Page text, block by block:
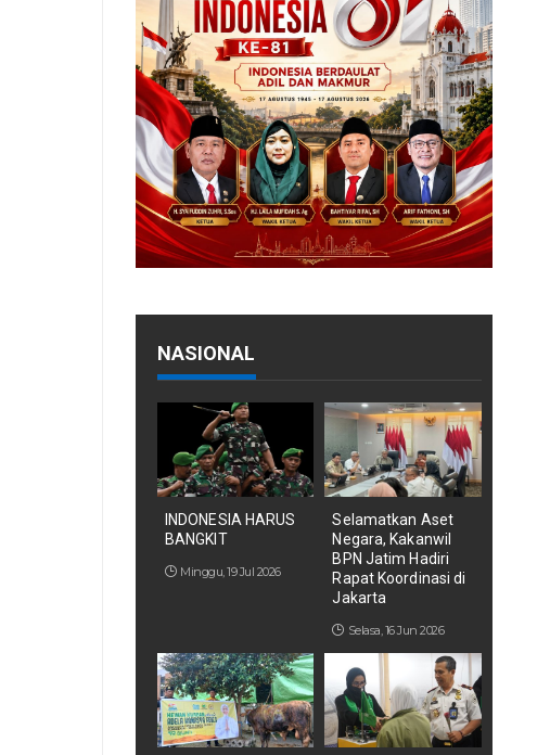
NASIONAL
INDONESIA HARUS
BANGKIT
Minggu, 19 Jul 2026
Selamatkan Aset
Negara, Kakanwil
BPN Jatim Hadiri
Rapat Koordinasi di
Jakarta
Selasa, 16 Jun 2026